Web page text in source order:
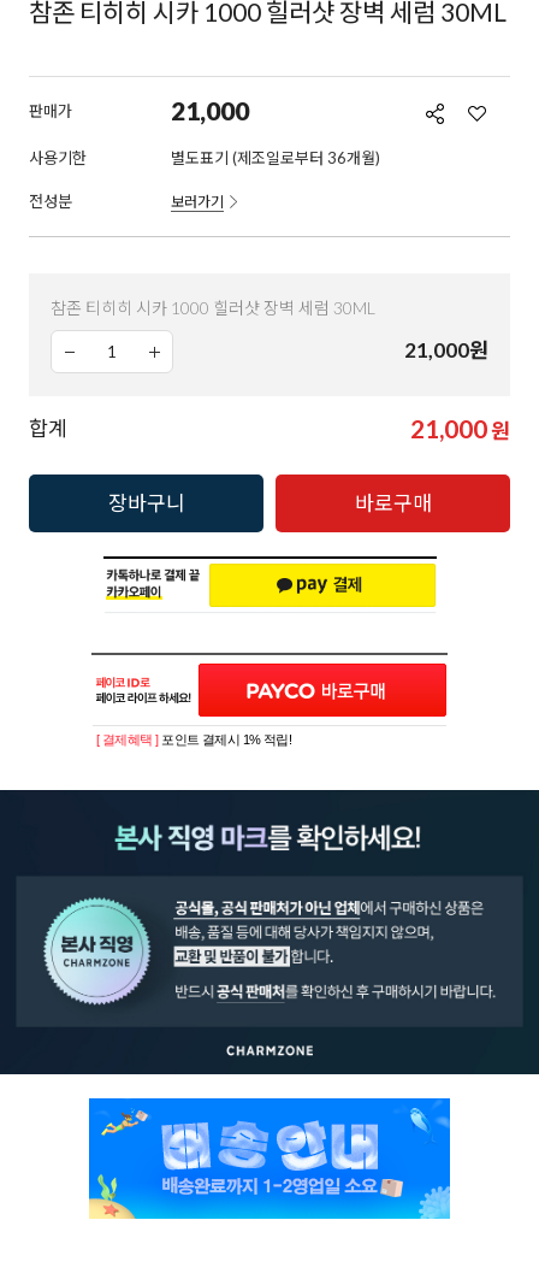
참존 티히히 시카 1000 힐러샷 장벽 세럼 30ML
판매가 21,000
사용기한 별도표기 (제조일로부터 36개월)
전성분 보러가기
참존 티히히 시카 1000 힐러샷 장벽 세럼 30ML
21,000원
합계 21,000원
장바구니 바로구매
[ 결제혜택 ] 포인트 결제시 1% 적립!